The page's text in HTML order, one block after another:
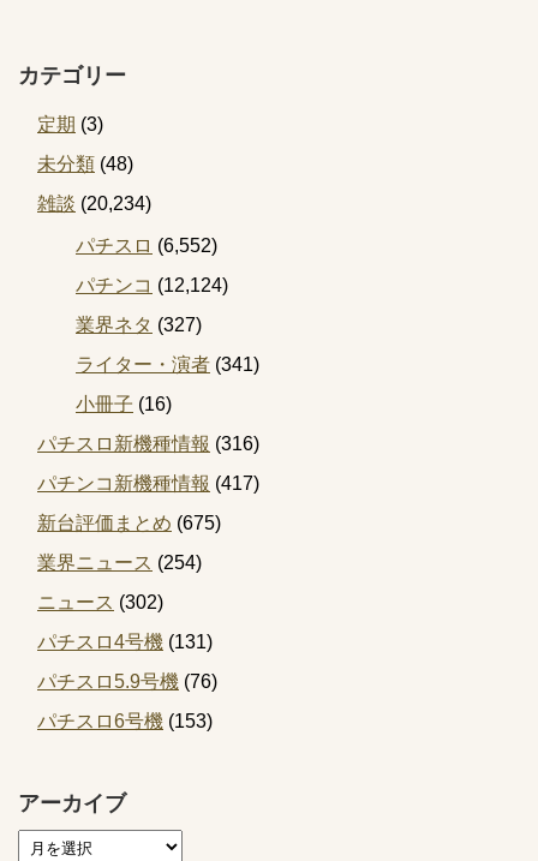
カテゴリー
定期 (3)
未分類 (48)
雑談 (20,234)
パチスロ (6,552)
パチンコ (12,124)
業界ネタ (327)
ライター・演者 (341)
小冊子 (16)
パチスロ新機種情報 (316)
パチンコ新機種情報 (417)
新台評価まとめ (675)
業界ニュース (254)
ニュース (302)
パチスロ4号機 (131)
パチスロ5.9号機 (76)
パチスロ6号機 (153)
アーカイブ